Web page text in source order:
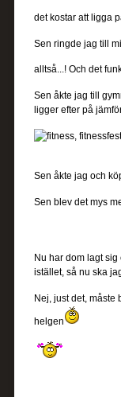
det kostar att ligga
Sen ringde jag till
alltså...! Och det
Sen åkte jag till
ligger efter på
Sen åkte jag och
Sen blev det mys
Nu har dom lagt
istället, så nu ska
Nej, just det,
helgen